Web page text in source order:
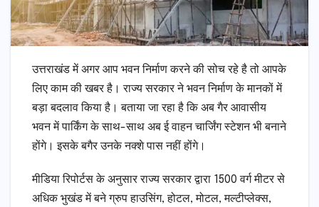
उत्तराखंड में अगर आप भवन निर्माण करने की सोच रहे है तो आपके
लिए काम की खबर है। राज्य सरकार ने भवन निर्माण के मानकों में
बड़ा बदलाव किया है। बताया जा रहा है कि अब गैर आवासीय
भवन में पार्किंग के साथ-साथ अब ई वाहन चार्जिंग स्टेशन भी बनाने
होंगे। इसके बगैर उनके नक्शे पास नहीं होंगे।
मीडिया रिपोर्टस के अनुसार राज्य सरकार द्वारा 1500 वर्ग मीटर से
अधिक भुखंड में बने ग्रुप हाउसिंग, होटल, मोटल, मल्टीप्लेक्स,